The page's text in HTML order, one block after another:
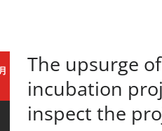
The upsurge
incubation
inspect the